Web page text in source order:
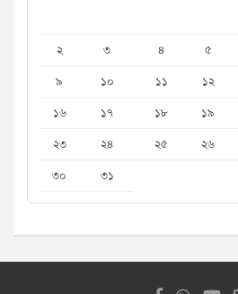
২
৩ ৪ ৫
৯
১০ ১১ ১২
১৬
১৭ ১৮ ১৯
২৩
২৪ ২৫ ২৬
৩০
৩১